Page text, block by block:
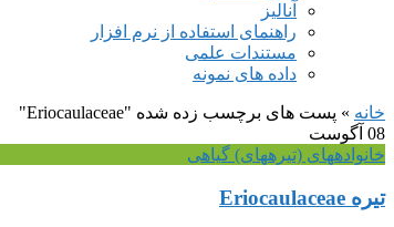
آنالیز
راهنمای استفاده از نرم افزار
مستندات علمی
داده های نمونه
خانه » پست های برچسب زده شده "Eriocaulaceae"
08 آگوست
خانواده‎های (تیره‎های) گیاهی
تیره Eriocaulaceae